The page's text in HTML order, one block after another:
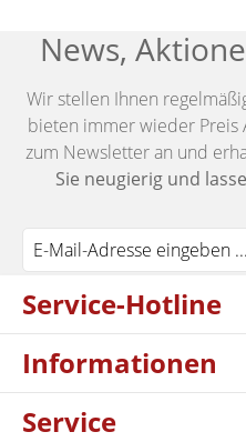
News,
Wir stellen Ihnen
bieten immer wieder Preis
zum Newsletter an und
Sie neugierig und
Service-Hotline
Informationen
Service